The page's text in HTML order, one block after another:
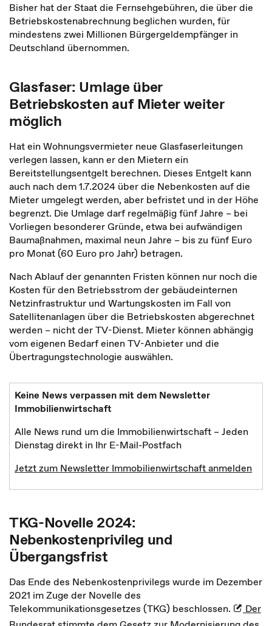
Bisher hat der Staat die Fernsehgebühren, die über die
Betriebskostenabrechnung beglichen wurden, für
mindestens zwei Millionen Bürgergeldempfänger in
Deutschland übernommen.
Glasfaser: Umlage über
Betriebskosten auf Mieter weiter
möglich
Hat ein Wohnungsvermieter neue Glasfaserleitungen
verlegen lassen, kann er den Mietern ein
Bereitstellungsentgelt berechnen. Dieses Entgelt kann
auch nach dem 1.7.2024 über die Nebenkosten auf die
Mieter umgelegt werden, aber befristet und in der Höhe
begrenzt. Die Umlage darf regelmäßig fünf Jahre – bei
Vorliegen besonderer Gründe, etwa bei aufwändigen
Baumaßnahmen, maximal neun Jahre – bis zu fünf Euro
pro Monat (60 Euro pro Jahr) betragen.
Nach Ablauf der genannten Fristen können nur noch die
Kosten für den Betriebsstrom der gebäudeinternen
Netzinfrastruktur und Wartungskosten im Fall von
Satellitenanlagen über die Betriebskosten abgerechnet
werden – nicht der TV-Dienst. Mieter können abhängig
vom eigenen Bedarf einen TV-Anbieter und die
Übertragungstechnologie auswählen.
Keine News verpassen mit dem Newsletter
Immobilienwirtschaft
Alle News rund um die Immobilienwirtschaft – Jeden
Dienstag direkt in Ihr E-Mail-Postfach
Jetzt zum Newsletter Immobilienwirtschaft anmelden
TKG-Novelle 2024:
Nebenkostenprivileg und
Übergangsfrist
Das Ende des Nebenkostenprivilegs wurde im Dezember
2021 im Zuge der Novelle des
Telekommunikationsgesetzes (TKG) beschlossen.
Der